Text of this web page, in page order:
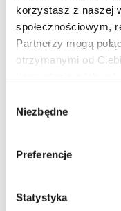
korzystasz z naszej
społecznościowym,
Partnerzy mogą
otrzymanymi od
zgody
Niezbędne
Preferencje
Statystyka
Toy Story 5
Zabawki powracają w
którym na scenę
reszta ekipy mają
Stanton,
Collins. Premiera „Toy
czerwca.